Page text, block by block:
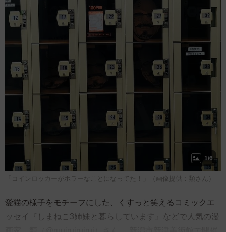
1/6
「コインロッカーがホラーなことになってた！」（画像提供：類さん）
愛猫の様子をモチーフにした、くすっと笑えるコミックエ
ッセイ『しまねこ3姉妹と暮らしています』などで人気の漫